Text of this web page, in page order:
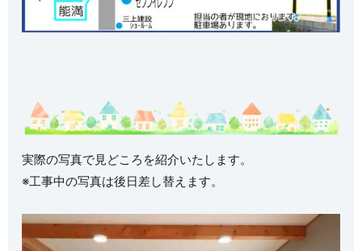
実際の写真で見どころを紹介いたします。
※工事中の写真は後日差し替えます。